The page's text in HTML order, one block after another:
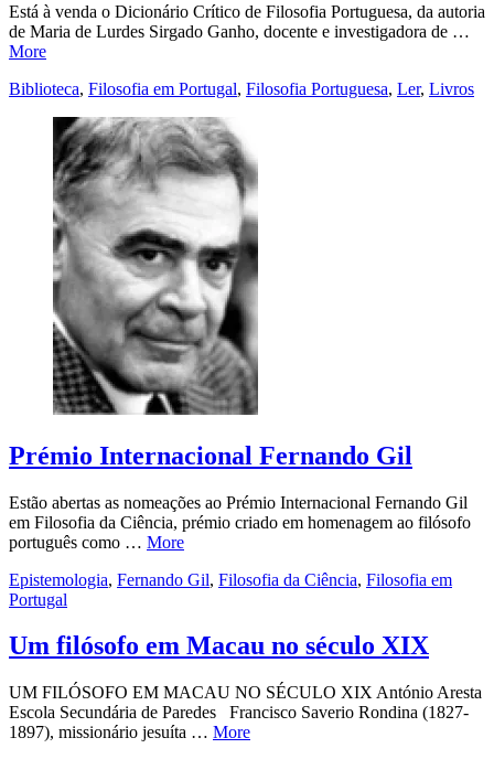
Está à venda o Dicionário Crítico de Filosofia Portuguesa, da autoria
de Maria de Lurdes Sirgado Ganho, docente e investigadora de …
More
Biblioteca, Filosofia em Portugal, Filosofia Portuguesa, Ler, Livros
Prémio Internacional Fernando Gil
Estão abertas as nomeações ao Prémio Internacional Fernando Gil
em Filosofia da Ciência, prémio criado em homenagem ao filósofo
português como … More
Epistemologia, Fernando Gil, Filosofia da Ciência, Filosofia em
Portugal
Um filósofo em Macau no século XIX
UM FILÓSOFO EM MACAU NO SÉCULO XIX António Aresta
Escola Secundária de Paredes Francisco Saverio Rondina (1827-
1897), missionário jesuíta … More